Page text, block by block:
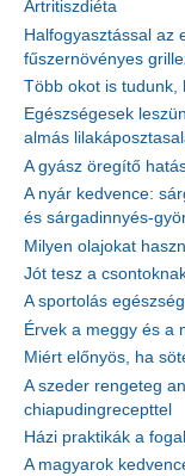
Artritiszdiéta
Halfogyasztással az
fűszernövényes
Több okot is tudunk,
Egészségesek
almás
A gyász öregítő
A nyár kedvence:
és sárgadinnyés-
Milyen olajokat
Jót tesz a
A sportolás
Érvek a meggy és a
Miért előnyös, ha
A szeder rengeteg
chiapudingrecepttel
Házi praktikák a
A magyarok